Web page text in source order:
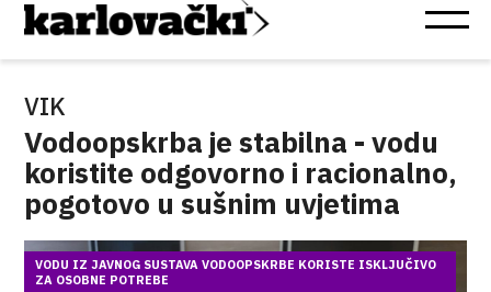
VIK
Vodoopskrba je stabilna - vodu
koristite odgovorno i racionalno,
pogotovo u sušnim uvjetima
VODU IZ JAVNOG SUSTAVA VODOOPSKRBE KORISTE ISKLJUČIVO
ZA OSOBNE POTREBE